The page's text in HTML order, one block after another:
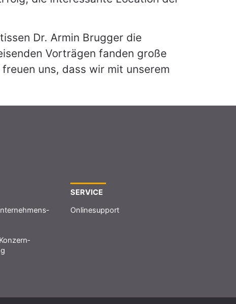
Dr. Armin Brugger die
Vorträgen fanden große
uns, dass wir mit unserem
SERVICE
Onlinesupport